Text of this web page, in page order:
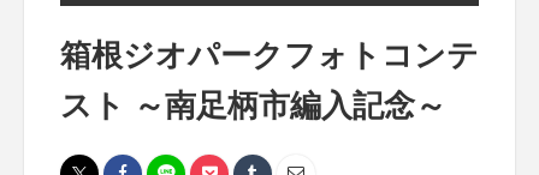
箱根ジオパークフォトコンテ
スト ～南足柄市編入記念～